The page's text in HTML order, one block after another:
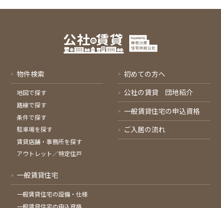
物件検索
地図で探す
路線で探す
条件で探す
駐車場を探す
賃貸店舗・事務所を探す
アウトレット／特定住戸
初めての方へ
公社の賃貸 団地紹介
一般賃貸住宅の申込資格
ご入居の流れ
一般賃貸住宅
一般賃貸住宅の設備・仕様
一般賃貸住宅の申込資格